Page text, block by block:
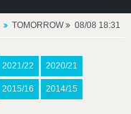
TOMORROW 08/08 18:31
2021/22 2020/21
2015/16 2014/15